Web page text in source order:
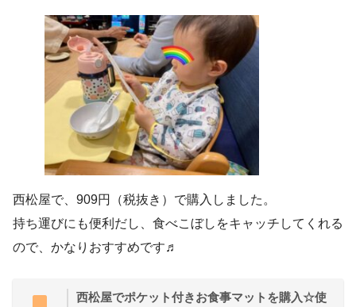
西松屋で、909円（税抜き）で購入しました。
持ち運びにも便利だし、食べこぼしをキャッチしてくれる
ので、かなりおすすめです♬
西松屋でポケット付きお食事マットを購入☆使